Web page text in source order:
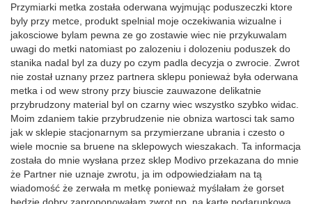
Przymiarki metka została oderwana wyjmując poduszeczki ktore
byly przy metce, produkt spelnial moje oczekiwania wizualne i
jakosciowe bylam pewna ze go zostawie wiec nie przykuwalam
uwagi do metki natomiast po zalozeniu i dolozeniu poduszek do
stanika nadal byl za duzy po czym padla decyzja o zwrocie. Zwrot
nie został uznany przez partnera sklepu ponieważ była oderwana
metka i od wew strony przy biuscie zauwazone delikatnie
przybrudzony material byl on czarny wiec wszystko szybko widac.
Moim zdaniem takie przybrudzenie nie obniza wartosci tak samo
jak w sklepie stacjonarnym sa przymierzane ubrania i czesto o
wiele mocnie sa bruene na sklepowych wieszakach. Ta informacja
została do mnie wysłana przez sklep Modivo przekazana do mnie
że Partner nie uznaje zwrotu, ja im odpowiedziałam na tą
wiadomość że zerwała m metkę ponieważ myślałam że gorset